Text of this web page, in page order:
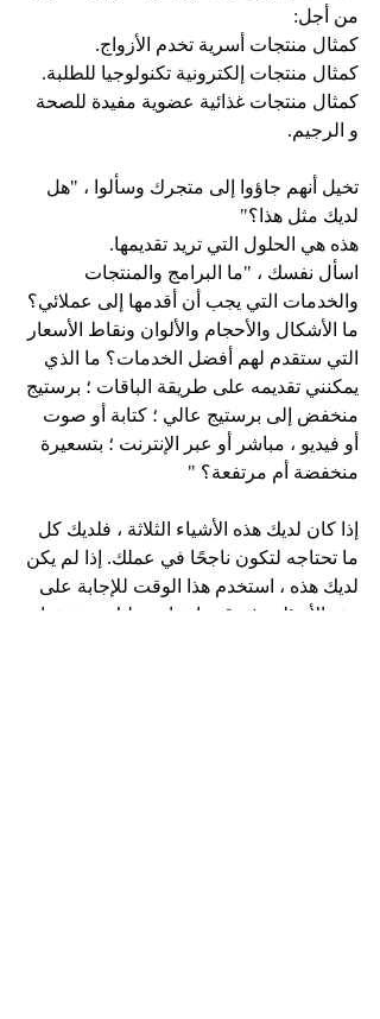
من أجل:
كمثال منتجات أسرية تخدم الأزواج.
كمثال منتجات إلكترونية تكنولوجيا للطلبة.
كمثال منتجات غذائية عضوية مفيدة للصحة
و الرجيم.
تخيل أنهم جاؤوا إلى متجرك وسألوا ، "هل
لديك مثل هذا؟"
هذه هي الحلول التي تريد تقديمها.
اسأل نفسك ، "ما البرامج والمنتجات
والخدمات التي يجب أن أقدمها إلى عملائي؟
ما الأشكال والأحجام والألوان ونقاط الأسعار
التي ستقدم لهم أفضل الخدمات؟ ما الذي
يمكنني تقديمه على طريقة الباقات ؛ برستيج
منخفض إلى برستيج عالي ؛ كتابة أو صوت
أو فيديو ، مباشر أو عبر الإنترنت ؛ بتسعيرة
منخفضة أم مرتفعة؟ "
إذا كان لديك هذه الأشياء الثلاثة ، فلديك كل
ما تحتاجه لتكون ناجحًا في عملك. إذا لم يكن
لديك هذه ، استخدم هذا الوقت للإجابة على
هذه الأسئلة ، ثم قم بإنشاء خطتك وتنفيذها.